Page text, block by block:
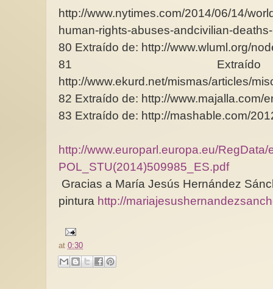
http://www.nytimes.com/2014/06/14/
human-rights-abuses-andcivilian-
80 Extraído de: http://www.wluml.org/
81
http://www.ekurd.net/mismas/articles/
82 Extraído de: http://www.majalla.com/
83 Extraído de: http://mashable.com/
http://www.europarl.europa.eu/
POL_STU(2014)509985_ES.pdf
Gracias a María Jesús Hernández
pintura http://
at 0:30